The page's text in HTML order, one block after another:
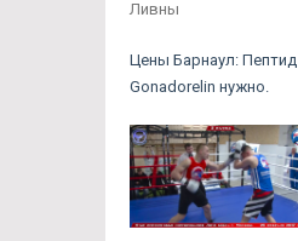
Ливны
Цены Барнаул: Пептид
Gonadorelin нужно.